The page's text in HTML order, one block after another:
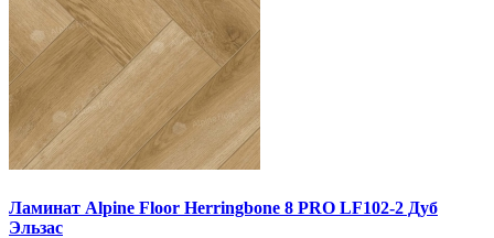
Ламинат Alpine Floor Herringbone 8 PRO LF102-2 Дуб
Эльзас